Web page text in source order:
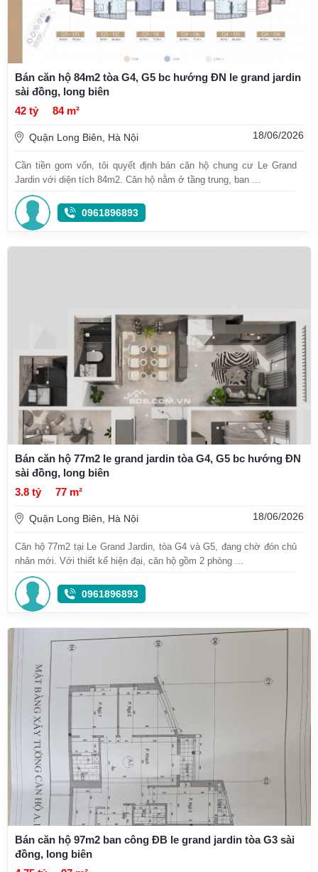
Bán căn hộ 84m2 tòa G4, G5 bc hướng ĐN le grand jardin
sài đồng, long biên
42 tỷ
84 m²
Quận Long Biên, Hà Nội 18/06/2026
Cần tiền gom vốn, tôi quyết định bán căn hộ chung cư Le Grand
Jardin với diện tích 84m2. Căn hộ nằm ở tầng trung, ban ...
0961896893
Bán căn hộ 77m2 le grand jardin tòa G4, G5 bc hướng ĐN
sài đồng, long biên
3.8 tỷ
77 m²
Quận Long Biên, Hà Nội 18/06/2026
Căn hộ 77m2 tại Le Grand Jardin, tòa G4 và G5, đang chờ đón chủ
nhân mới. Với thiết kế hiện đại, căn hộ gồm 2 phòng ...
0961896893
Bán căn hộ 97m2 ban công ĐB le grand jardin tòa G3 sài
đồng, long biên